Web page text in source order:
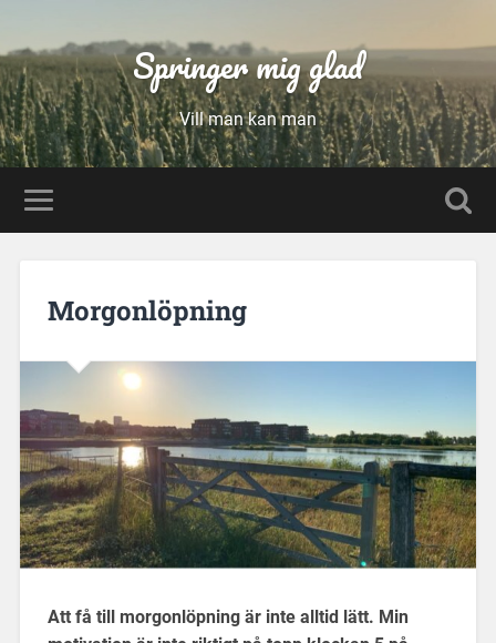
Springer mig glad
Vill man kan man
Morgonlöpning
Att få till morgonlöpning är inte alltid lätt. Min